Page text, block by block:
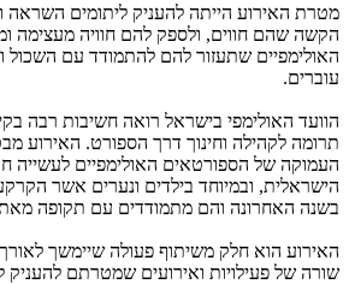
מטרת האירוע הייתה להעניק ליתומים השראה
הקשה שהם חווים, ולספק להם חוויה מעצימה
האולימפיים שתעזור להם להתמודד עם
עוברים.
הוועד האולימפי בישראל רואה חשיבות רבה
תרומה לקהילה וחינוך דרך הספורט. האירוע
העמוקה של הספורטאים האולימפיים לעשייה
הישראלית, ובמיוחד בילדים ונערים אשר
בשנה האחרונה והם מתמודדים עם תקופה
האירוע הוא חלק משיתוף פעולה שיימשך
שורה של פעילויות ואירועים שמטרתם להעניק